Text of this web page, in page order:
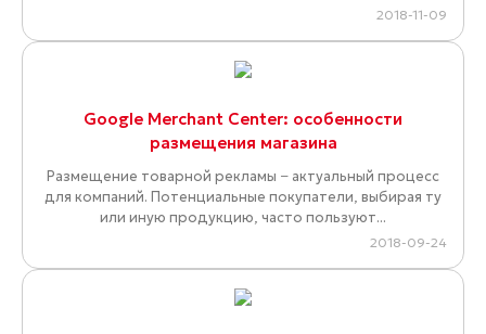
2018-11-09
Google Merchant Center: особенности
размещения магазина
Размещение товарной рекламы − актуальный процесс
для компаний. Потенциальные покупатели, выбирая ту
или иную продукцию, часто пользуют...
2018-09-24